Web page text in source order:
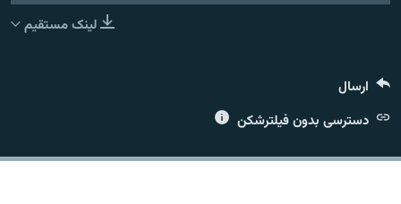
لینک مستقیم
ارسال
دسترسی بدون فیلترشکن